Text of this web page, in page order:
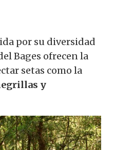
por su diversidad
Bages ofrecen la
setas como la
y